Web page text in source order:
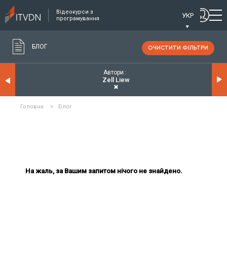
Відеокурси з
програмування
УКР
БЛОГ ОЧИСТИТИ ФІЛЬТРИ
Автори
Zell Liew
✖
Головна > Блог
На жаль, за Вашим запитом нічого не знайдено.